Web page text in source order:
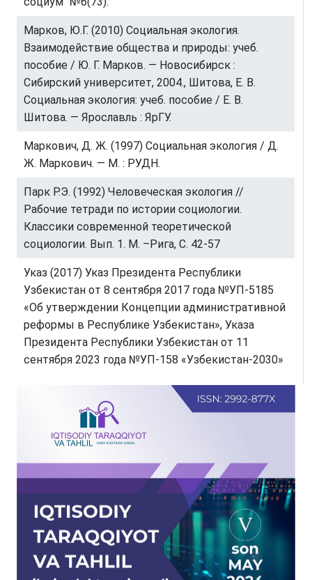
Марков, Ю.Г. (2010) Социальная экология.
Взаимодействие общества и природы: учеб.
пособие / Ю. Г. Марков. — Новосибирск :
Сибирский университет, 2004., Шитова, Е. В.
Социальная экология: учеб. пособие / Е. В.
Шитова. — Ярославль : ЯрГУ.
Маркович, Д. Ж. (1997) Социальная экология / Д.
Ж. Маркович. — М. : РУДН.
Парк Р.Э. (1992) Человеческая экология //
Рабочие тетради по истории социологии.
Классики современной теоретической
социологии. Вып. 1. М. –Рига, С. 42-57
Указ (2017) Указ Президента Республики
Узбекистан от 8 сентября 2017 года №УП-5185
«Об утверждении Концепции административной
реформы в Республике Узбекистан», Указа
Президента Республики Узбекистан от 11
сентября 2023 года №УП-158 «Узбекистан-2030»